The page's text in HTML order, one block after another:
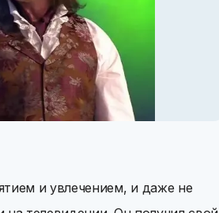
и увлечением, и даже не